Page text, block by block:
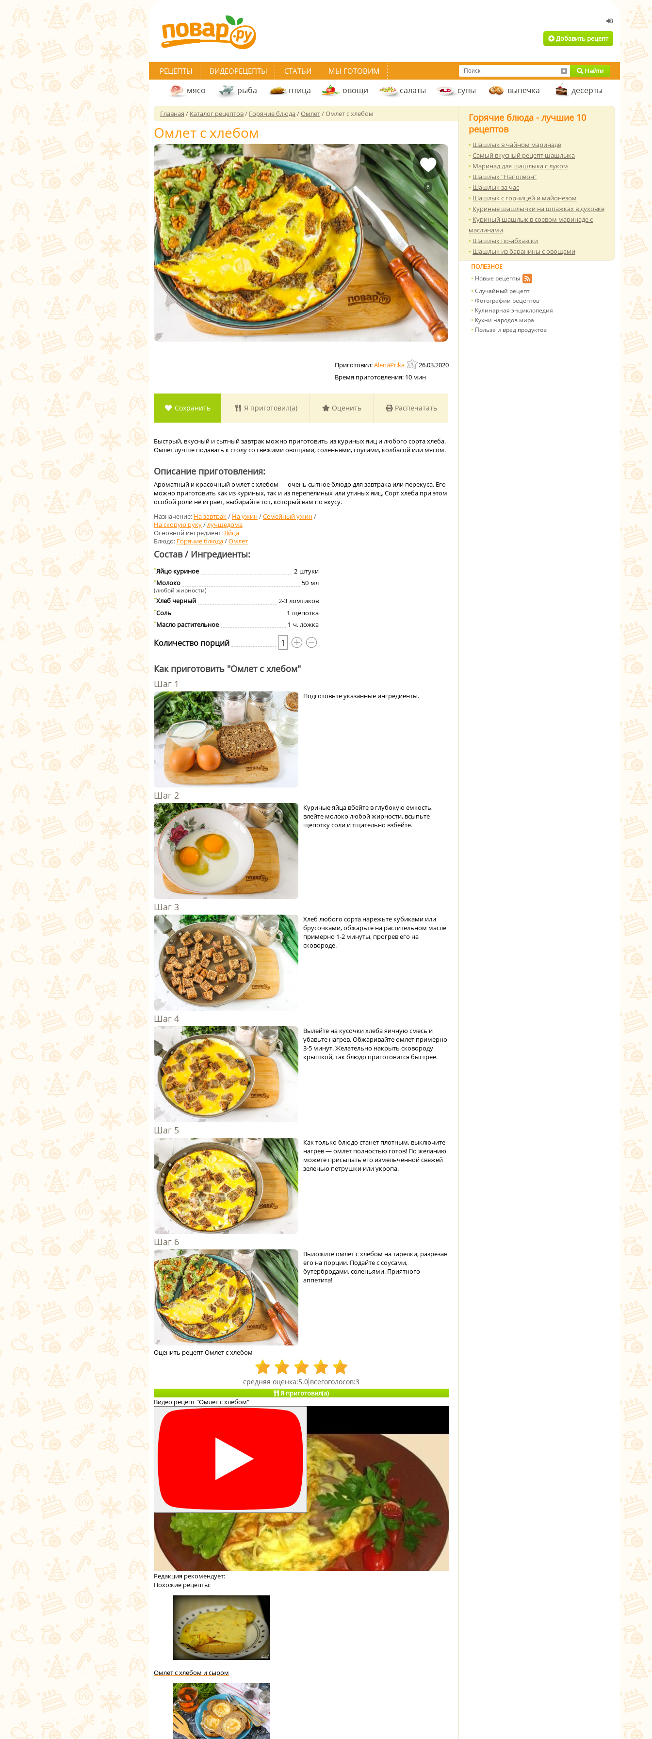
Добавить рецепт
РЕЦЕПТЫ ВИДЕОРЕЦЕПТЫ СТАТЬИ МЫ ГОТОВИМ Найти
мясо рыба птица овощи салаты супы выпечка десерты
Главная / Каталог рецептов/ Горячие блюда/Омлет/Омлет с хлебом
Омлет с хлебом
6
AlenaPrika
26.03.2020
Время приготовления: 10 мин
Сохранить Я приготовил(а) Оценить Распечатать
Быстрый, вкусный и сытный завтрак можно приготовить из куриных яиц и любого сорта хлеба.
Омлет лучше подавать к столу со свежими овощами, соленьями, соусами, колбасой или мясом.
Описание приготовления:
Ароматный и красочный омлет с хлебом — очень сытное блюдо для завтрака или перекуса. Его
можно приготовить как из куриных, так и из перепелиных или утиных яиц. Сорт хлеба при этом
особой роли не играет, выбирайте тот, который вам по вкусу.
Назначение: На завтрак/ На ужин/Семейный ужин/
На скорую руку/лучшедома
Основной ингредиент:Яйца
Блюдо: Горячие блюда/Омлет
Состав / Ингредиенты:
Яйцо куриное 2 штуки
Молоко
50 мл
(любой жирности)
Хлеб черный 2-3 ломтиков
Соль
1 щепотка
Масло растительное
1 ч. ложка
Количество порций 1
Как приготовить "Омлет с хлебом"
Подготовьте указанные ингредиенты.
Куриные яйца вбейте в глубокую емкость,
влейте молоко любой жирности, всыпьте
щепотку соли и тщательно взбейте.
Хлеб любого сорта нарежьте кубиками или
брусочками, обжарьте на растительном масле
примерно 1-2 минуты, прогрев его на
сковороде.
Вылейте на кусочки хлеба яичную смесь и
убавьте нагрев. Обжаривайте омлет примерно
3-5 минут. Желательно накрыть сковороду
крышкой, так блюдо приготовится быстрее.
Как только блюдо станет плотным, выключите
нагрев — омлет полностью готов! По желанию
можете присыпать его измельченной свежей
зеленью петрушки или укропа.
Выложите омлет с хлебом на тарелки, разрезав
его на порции. Подайте с соусами,
бутербродами, соленьями. Приятного
аппетита!
Оценить рецепт Омлет с хлебом
5.0 3
Я приготовил(а)
Видео рецепт "Омлет с хлебом"
Редакция рекомендует:
Похожие рецепты:
Омлет с хлебом и сыром
Горячие блюда - лучшие 10
рецептов
Шашлык в чайном маринаде
Самый вкусный рецепт шашлыка
Маринад для шашлыка с луком
Шашлык "Наполеон"
Шашлык за час
Шашлык с горчицей и майонезом
Куриные шашлычки на шпажках в духовке
Куриный шашлык в соевом маринаде с
маслинами
Шашлык по-абхазски
Шашлык из баранины с овощами
ПОЛЕЗНОЕ
Новые рецепты
Случайный рецепт
Фотографии рецептов
Кулинарная энциклопедия
Кухни народов мира
Польза и вред продуктов